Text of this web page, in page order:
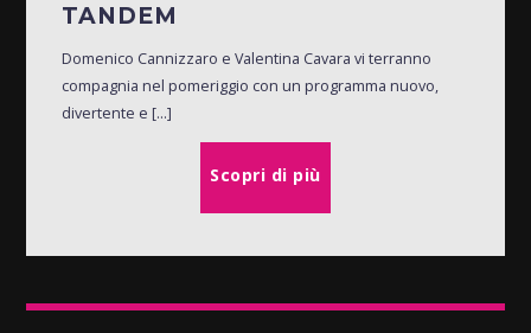
TANDEM
Domenico Cannizzaro e Valentina Cavara vi terranno
compagnia nel pomeriggio con un programma nuovo,
divertente e [...]
Scopri di più